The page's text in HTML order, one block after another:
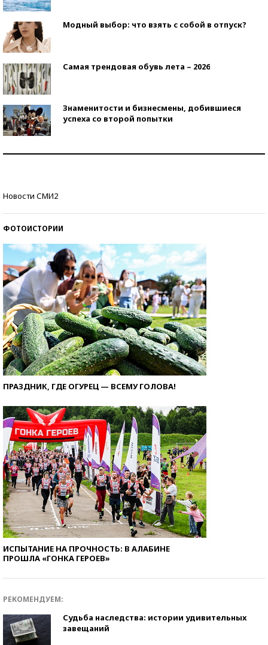
Модный выбор: что взять с собой в отпуск?
Самая трендовая обувь лета – 2026
Знаменитости и бизнесмены, добившиеся
успеха со второй попытки
Новости СМИ2
ФОТОИСТОРИИ
ПРАЗДНИК, ГДЕ ОГУРЕЦ — ВСЕМУ ГОЛОВА!
ИСПЫТАНИЕ НА ПРОЧНОСТЬ: В АЛАБИНЕ
ПРОШЛА «ГОНКА ГЕРОЕВ»
РЕКОМЕНДУЕМ:
Судьба наследства: истории удивительных
завещаний